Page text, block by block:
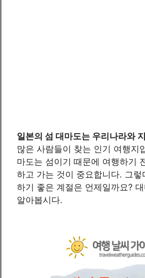
일본의 섬 대마도는 우리나라와
많은 사람들이 찾는 인기 여행지
마도는 섬이기 때문에 여행하기
하고 가는 것이 중요합니다. 그렇
하기 좋은 계절은 언제일까요?
알아봅시다.